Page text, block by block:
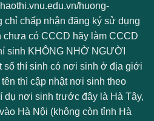
huong-
chỉ chấp nhận đăng ký sử dụng
chưa có CCCD hãy làm CCCD
sinh KHÔNG NHỜ NGƯỜI
số thí sinh có nơi sinh ở địa giới
thì cập nhật nơi sinh theo
dụ nơi sinh trước đây là Hà Tây,
Hà Nội (không còn tỉnh Hà